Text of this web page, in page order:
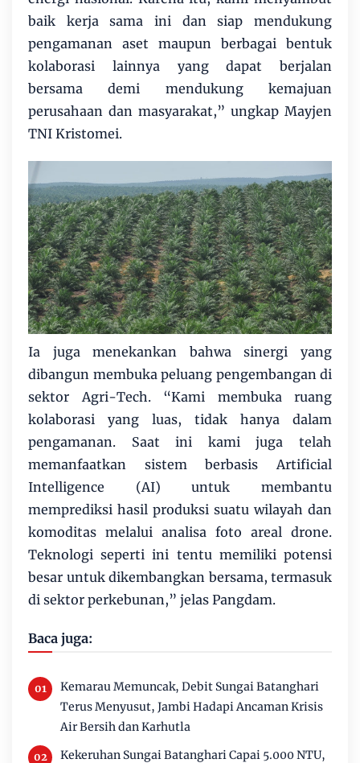
baik kerja sama ini dan siap mendukung
pengamanan aset maupun berbagai bentuk
kolaborasi lainnya yang dapat berjalan
bersama demi mendukung kemajuan
perusahaan dan masyarakat,” ungkap Mayjen
TNI Kristomei.
Ia juga menekankan bahwa sinergi yang
dibangun membuka peluang pengembangan di
sektor Agri-Tech. “Kami membuka ruang
kolaborasi yang luas, tidak hanya dalam
pengamanan. Saat ini kami juga telah
memanfaatkan sistem berbasis Artificial
Intelligence (AI) untuk membantu
memprediksi hasil produksi suatu wilayah dan
komoditas melalui analisa foto areal drone.
Teknologi seperti ini tentu memiliki potensi
besar untuk dikembangkan bersama, termasuk
di sektor perkebunan,” jelas Pangdam.
Baca juga:
Kemarau Memuncak, Debit Sungai Batanghari
Terus Menyusut, Jambi Hadapi Ancaman Krisis
Air Bersih dan Karhutla
Kekeruhan Sungai Batanghari Capai 5.000 NTU,